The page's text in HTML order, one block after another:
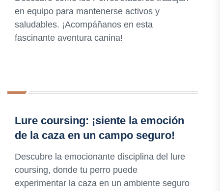
en equipo para mantenerse activos y
saludables. ¡Acompáñanos en esta
fascinante aventura canina!
Lure coursing: ¡siente la emoción
de la caza en un campo seguro!
Descubre la emocionante disciplina del lure
coursing, donde tu perro puede
experimentar la caza en un ambiente seguro